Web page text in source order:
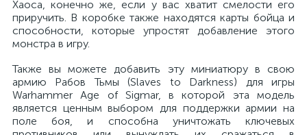
Хаоса, конечно же, если у вас хватит смелости его
приручить. В коробке также находятся карты бойца и
способности, которые упростят добавление этого
монстра в игру.
Также вы можете добавить эту миниатюру в свою
армию Рабов Тьмы (Slaves to Darkness) для игры
Warhammer Age of Sigmar, в которой эта модель
является ценным выбором для поддержки армии на
поле боя, и способна уничтожать ключевых